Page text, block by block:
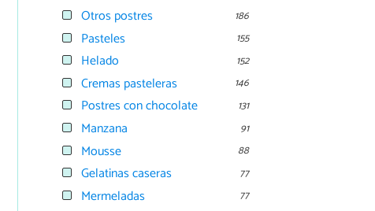
Otros postres 186
Pasteles 155
Helado 152
Cremas pasteleras 146
Postres con chocolate 131
Manzana 91
Mousse 88
Gelatinas caseras 77
Mermeladas 77